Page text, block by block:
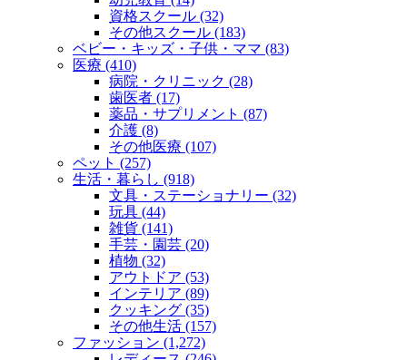
資格スクール (32)
その他スクール (183)
ベビー・キッズ・子供・ママ (83)
医療 (410)
病院・クリニック (28)
歯医者 (17)
薬品・サプリメント (87)
介護 (8)
その他医療 (107)
ペット (257)
生活・暮らし (918)
文具・ステーショナリー (32)
玩具 (44)
雑貨 (141)
手芸・園芸 (20)
植物 (32)
アウトドア (53)
インテリア (89)
クッキング (35)
その他生活 (157)
ファッション (1,272)